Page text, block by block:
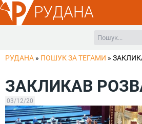
РУДАНА
РУДАНА » ПОШУК ЗА ТЕГАМИ »
ЗАКЛИКАВ
03/12/20